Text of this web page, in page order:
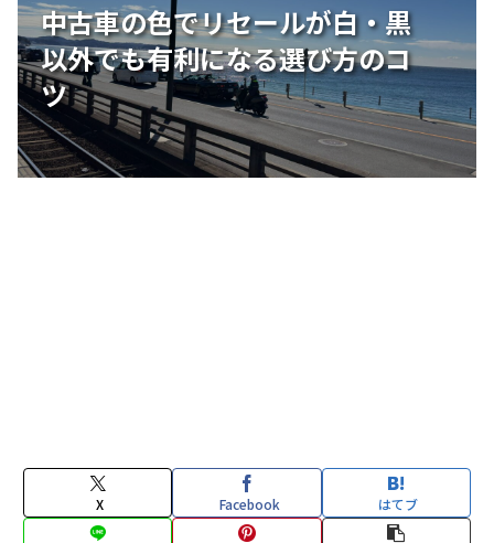
中古車の色でリセールが白・黒
以外でも有利になる選び方のコ
ツ
X Facebook はてブ